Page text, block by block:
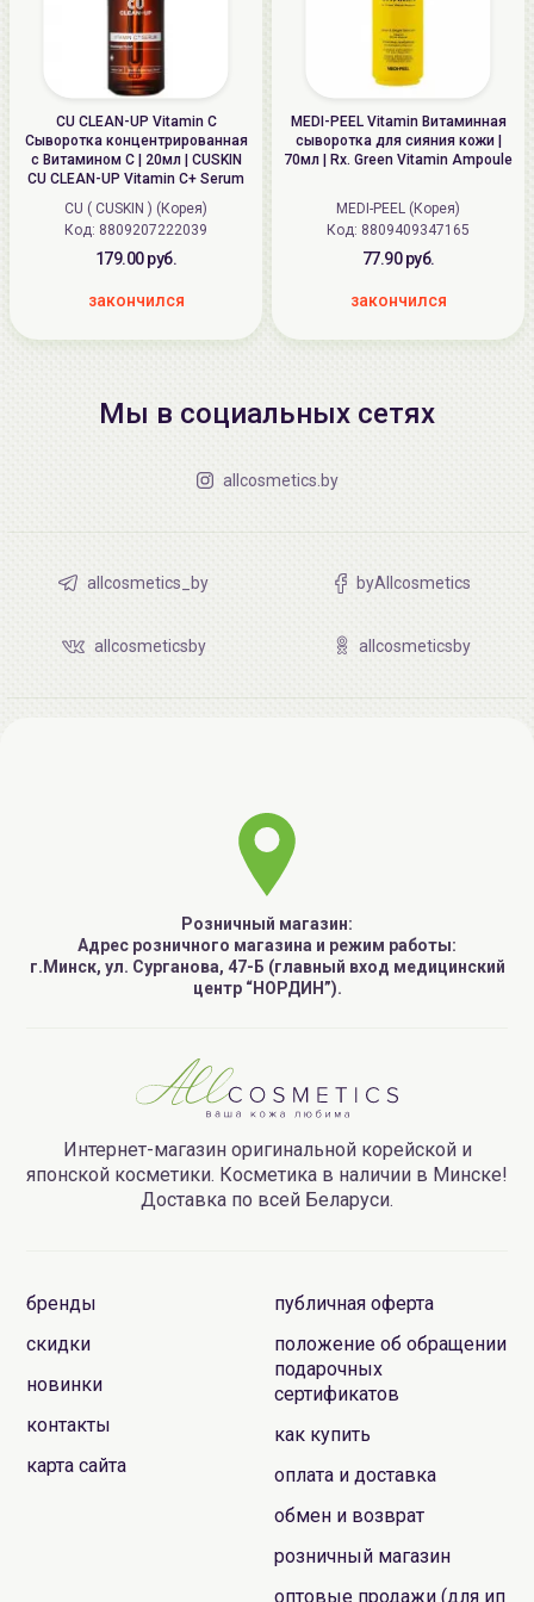
CU CLEAN-UP Vitamin C
Сыворотка концентрированная
с Витамином С | 20мл | CUSKIN
CU CLEAN-UP Vitamin C+ Serum
CU ( CUSKIN ) (Корея)
Код: 8809207222039
179.00 руб.
закончился
MEDI-PEEL Vitamin Витаминная
сыворотка для сияния кожи |
70мл | Rx. Green Vitamin Ampoule
MEDI-PEEL (Корея)
Код: 8809409347165
77.90 руб.
закончился
Мы в социальных сетях
allcosmetics.by
allcosmetics_by byAllcosmetics
allcosmeticsby allcosmeticsby
Розничный магазин:
Адрес розничного магазина и режим работы:
г.Минск, ул. Сурганова, 47-Б (главный вход медицинский
центр “НОРДИН”).
Интернет-магазин оригинальной корейской и
японской косметики. Косметика в наличии в Минске!
Доставка по всей Беларуси.
бренды
скидки
новинки
контакты
карта сайта
публичная оферта
положение об обращении
подарочных
сертификатов
как купить
оплата и доставка
обмен и возврат
розничный магазин
оптовые продажи (для ип